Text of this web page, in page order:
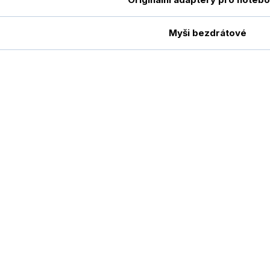
Myši bezdrátové